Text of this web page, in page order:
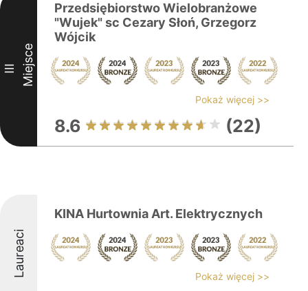
III Miejsce
Przedsiębiorstwo Wielobranżowe
"Wujek" sc Cezary Słoń, Grzegorz
Wójcik
Pokaż więcej >>
8.6 (22)
Laureaci
KINA Hurtownia Art. Elektrycznych
Pokaż więcej >>